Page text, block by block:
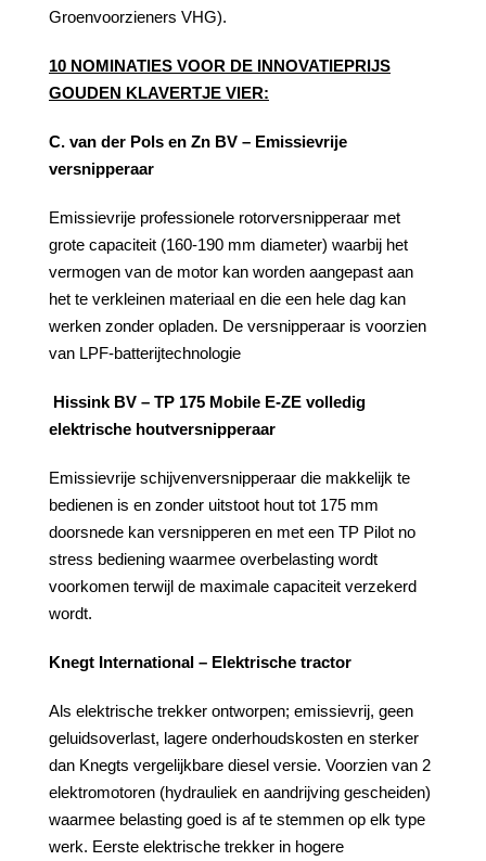
Groenvoorzieners VHG).
10 NOMINATIES VOOR DE INNOVATIEPRIJS
GOUDEN KLAVERTJE VIER:
C. van der Pols en Zn BV – Emissievrije
versnipperaar
Emissievrije professionele rotorversnipperaar met
grote capaciteit (160-190 mm diameter) waarbij het
vermogen van de motor kan worden aangepast aan
het te verkleinen materiaal en die een hele dag kan
werken zonder opladen. De versnipperaar is voorzien
van LPF-batterijtechnologie
Hissink BV – TP 175 Mobile E-ZE volledig
elektrische houtversnipperaar
Emissievrije schijvenversnipperaar die makkelijk te
bedienen is en zonder uitstoot hout tot 175 mm
doorsnede kan versnipperen en met een TP Pilot no
stress bediening waarmee overbelasting wordt
voorkomen terwijl de maximale capaciteit verzekerd
wordt.
Knegt International – Elektrische tractor
Als elektrische trekker ontworpen; emissievrij, geen
geluidsoverlast, lagere onderhoudskosten en sterker
dan Knegts vergelijkbare diesel versie. Voorzien van 2
elektromotoren (hydrauliek en aandrijving gescheiden)
waarmee belasting goed is af te stemmen op elk type
werk. Eerste elektrische trekker in hogere